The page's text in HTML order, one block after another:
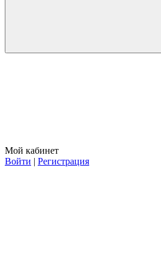
Мой кабинет
Войти | Регистрация